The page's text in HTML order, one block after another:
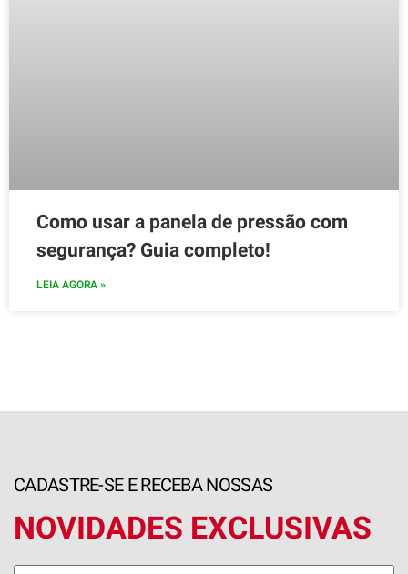
Como usar a panela de pressão com
segurança? Guia completo!
LEIA AGORA »
CADASTRE-SE E RECEBA NOSSAS
NOVIDADES EXCLUSIVAS